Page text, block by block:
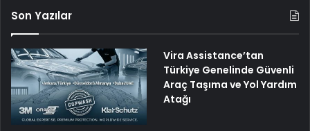
Son Yazılar
Vira Assistance’tan
Türkiye Genelinde Güvenli
Araç Taşıma ve Yol Yardım
Atağı